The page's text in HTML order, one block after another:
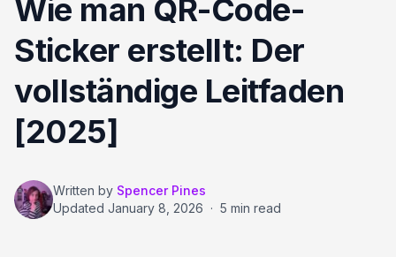
Wie man QR-Code-
Sticker erstellt: Der
vollständige Leitfaden
[2025]
Written by Spencer Pines
Updated January 8, 2026 · 5 min read